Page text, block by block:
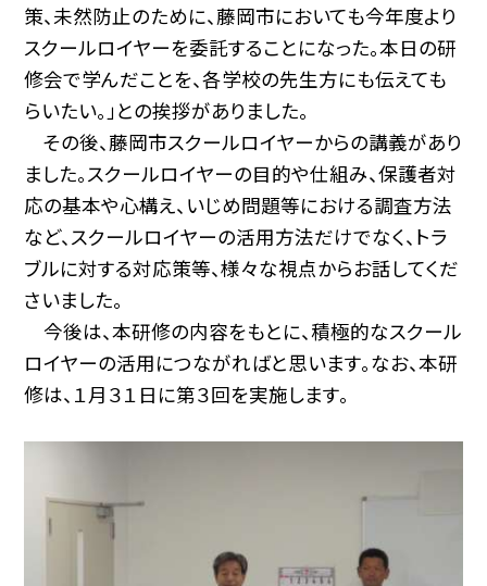
策、未然防止のために、藤岡市においても今年度より
スクールロイヤーを委託することになった。本日の研
修会で学んだことを、各学校の先生方にも伝えても
らいたい。」との挨拶がありました。
その後、藤岡市スクールロイヤーからの講義があり
ました。スクールロイヤーの目的や仕組み、保護者対
応の基本や心構え、いじめ問題等における調査方法
など、スクールロイヤーの活用方法だけでなく、トラ
ブルに対する対応策等、様々な視点からお話してくだ
さいました。
今後は、本研修の内容をもとに、積極的なスクール
ロイヤーの活用につながればと思います。なお、本研
修は、１月３１日に第３回を実施します。